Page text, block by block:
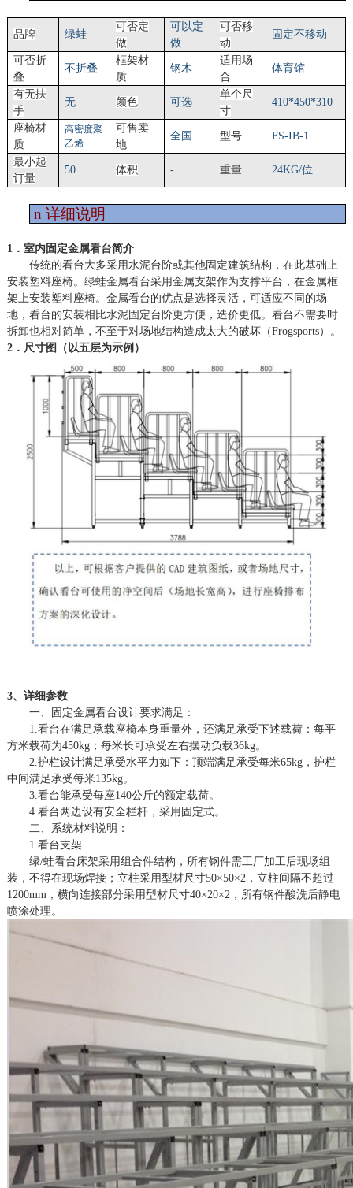
品牌 绿蛙
可否定
做
可以定
做
可否移
动
固定不移动
可否折
叠
不折叠
框架材
质
钢木
适用场
合
体育馆
有无扶
手
无 颜色 可选
单个尺
寸
410*450*310
座椅材
质
高密度聚
乙烯
可售卖
地
全国 型号 FS-IB-1
最小起
订量
50 体积 - 重量 24KG/位
n 详细说明
1．室内固定金属看台简介
传统的看台大多采用水泥台阶或其他固定建筑结构，在此基础上
安装塑料座椅。绿蛙金属看台采用金属支架作为支撑平台，在金属框
架上安装塑料座椅。金属看台的优点是选择灵活，可适应不同的场
地，看台的安装相比水泥固定台阶更方便，造价更低。看台不需要时
拆卸也相对简单，不至于对场地结构造成太大的破坏（Frogsports）。
2．尺寸图（以五层为示例）
3、详细参数
一、固定金属看台设计要求满足：
1.看台在满足承载座椅本身重量外，还满足承受下述载荷：每平
方米载荷为450kg；每米长可承受左右摆动负载36kg。
2.护栏设计满足承受水平力如下：顶端满足承受每米65kg，护栏
中间满足承受每米135kg。
3.看台能承受每座140公斤的额定载荷。
4.看台两边设有安全栏杆，采用固定式。
二、系统材料说明：
1.看台支架
绿/蛙看台床架采用组合件结构，所有钢件需工厂加工后现场组
装，不得在现场焊接；立柱采用型材尺寸50×50×2，立柱间隔不超过
1200mm，横向连接部分采用型材尺寸40×20×2，所有钢件酸洗后静电
喷涂处理。